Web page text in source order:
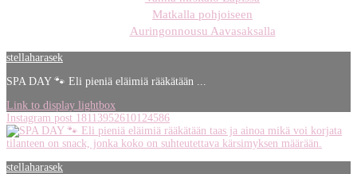
Matkalla pohjoiseen
Auringonnousu Aavasaksalla
stellaharasek
SPA DAY 🐾 Eli pieniä eläimiä rääkätään ...
Link to display lightbox
Instagram post 18113952610124586
stellaharasek